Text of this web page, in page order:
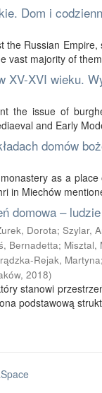
Dom i
Russian
vast majority of
XV-XVI wieku.
the issue of
and Early
domów
as a
in Miechów
domowa –
Dorota; Szylar,
Bernadetta; Misztal,
Rejak, Martyna;
, 2018)
stanowi
podstawową